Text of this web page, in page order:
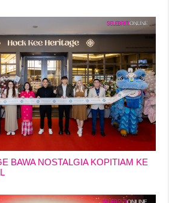
BAWA NOSTALGIA KOPITIAM KE